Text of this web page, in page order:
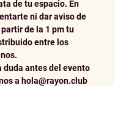
de tu espacio. En
ni dar aviso de
de la 1 pm tu
entre los
duda antes del evento
a hola@rayon.club